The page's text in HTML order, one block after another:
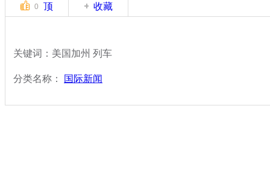
0 顶 收藏
关键词：美国加州 列车
分类名称： 国际新闻